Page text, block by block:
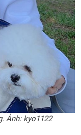
Ảnh: kyo1122